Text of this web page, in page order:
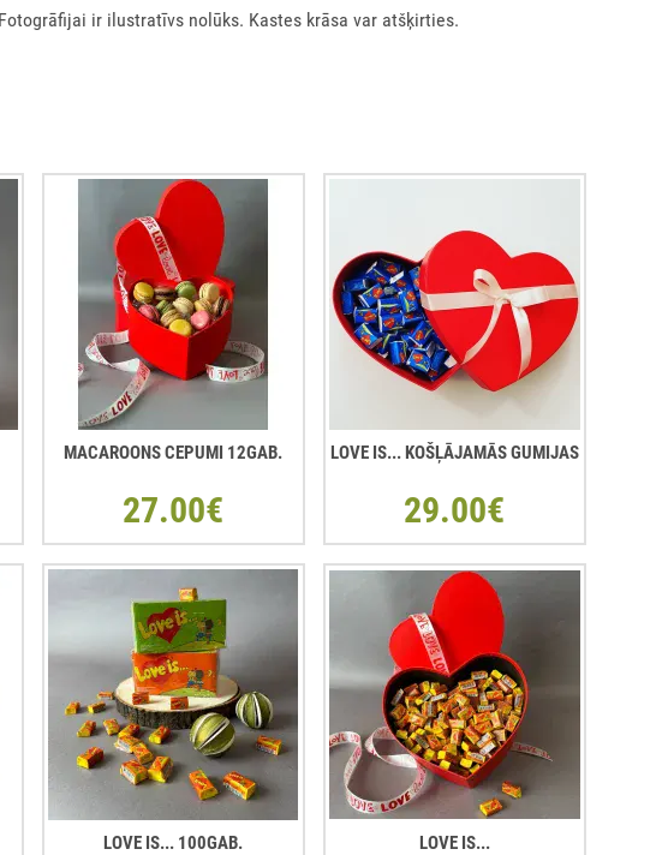
Fotogrāfijai ir ilustratīvs nolūks. Kastes krāsa var atšķirties.
MACAROONS CEPUMI 12GAB.
27.00€
LOVE IS... KOŠĻĀJAMĀS GUMIJAS
29.00€
LOVE IS... 100GAB. LOVE IS...